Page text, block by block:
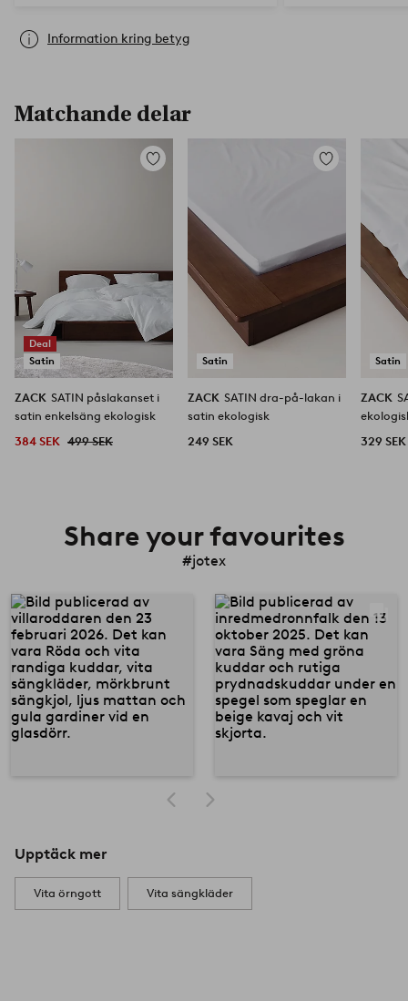
Information kring betyg
Matchande delar
Deal
Satin
Lägg
ZACK SATIN påslakanset i
satin enkelsäng ekologisk
384 SEK 499 SEK
Satin
Lägg
ZACK SATIN dra-på-lakan i
satin ekologisk
249 SEK
Satin
ZACK
329 SEK
Share your favourites
#jotex
Upptäck mer
Vita örngott Vita sängkläder